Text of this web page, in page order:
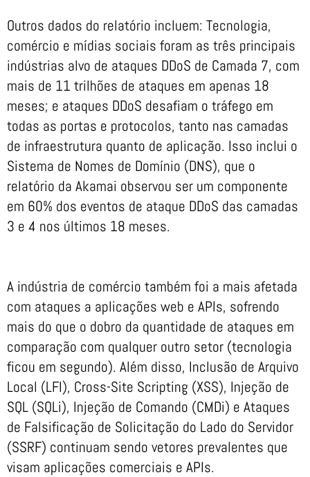
Outros dados do relatório incluem: Tecnologia,
comércio e mídias sociais foram as três principais
indústrias alvo de ataques DDoS de Camada 7, com
mais de 11 trilhões de ataques em apenas 18
meses; e ataques DDoS desafiam o tráfego em
todas as portas e protocolos, tanto nas camadas
de infraestrutura quanto de aplicação. Isso inclui o
Sistema de Nomes de Domínio (DNS), que o
relatório da Akamai observou ser um componente
em 60% dos eventos de ataque DDoS das camadas
3 e 4 nos últimos 18 meses.
A indústria de comércio também foi a mais afetada
com ataques a aplicações web e APIs, sofrendo
mais do que o dobro da quantidade de ataques em
comparação com qualquer outro setor (tecnologia
ficou em segundo). Além disso, Inclusão de Arquivo
Local (LFI), Cross-Site Scripting (XSS), Injeção de
SQL (SQLi), Injeção de Comando (CMDi) e Ataques
de Falsificação de Solicitação do Lado do Servidor
(SSRF) continuam sendo vetores prevalentes que
visam aplicações comerciais e APIs.